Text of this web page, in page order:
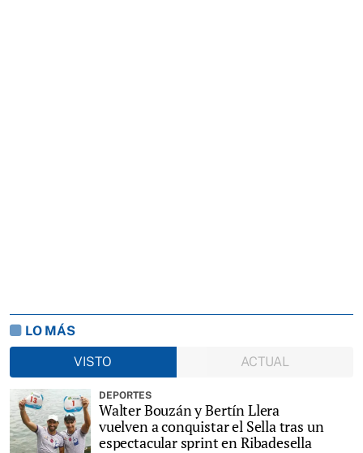
LO MÁS
VISTO
ACTUAL
DEPORTES
Walter Bouzán y Bertín Llera
vuelven a conquistar el Sella tras un
espectacular sprint en Ribadesella